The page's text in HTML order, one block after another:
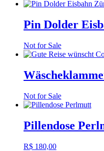
Pin Dolder
Not for Sale
Not for Sale
Pillendose
R$ 180,00